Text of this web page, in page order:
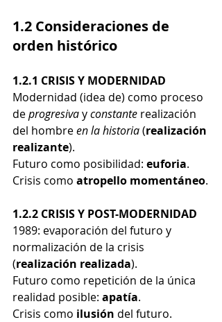
1.2 Consideraciones de
orden histórico
1.2.1 CRISIS Y MODERNIDAD
Modernidad (idea de) como proceso
de progresiva y constante realización
del hombre en la historia (realización
realizante).
Futuro como posibilidad: euforia.
Crisis como atropello momentáneo.
1.2.2 CRISIS Y POST-MODERNIDAD
1989: evaporación del futuro y
normalización de la crisis
(realización realizada).
Futuro como repetición de la única
realidad posible: apatía.
Crisis como ilusión del futuro.